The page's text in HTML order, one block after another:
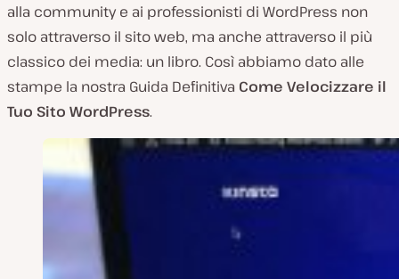
alla community e ai professionisti di WordPress non
solo attraverso il sito web, ma anche attraverso il più
classico dei media: un libro. Così abbiamo dato alle
stampe la nostra Guida Definitiva Come Velocizzare il
Tuo Sito WordPress.